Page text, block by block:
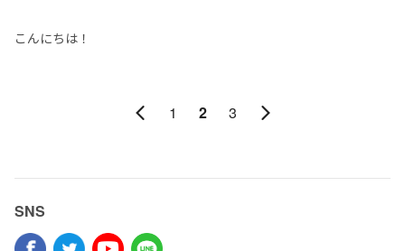
こんにちは！
1 2 3
SNS